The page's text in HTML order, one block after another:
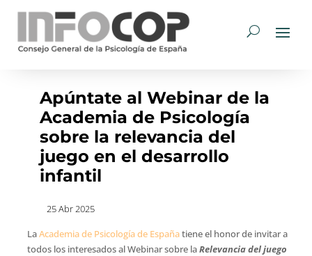
Apúntate al Webinar de la
Academia de Psicología
sobre la relevancia del
juego en el desarrollo
infantil
25 Abr 2025
LaAcademia de Psicología de Españatiene el honor de invitar a
todos los interesados al Webinar sobre laRelevancia del juego